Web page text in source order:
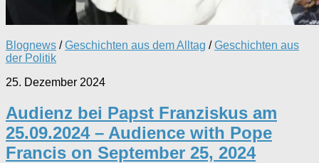
Blognews /Geschichten aus dem Alltag /Geschichten aus
der Politik
25. Dezember 2024
Audienz bei Papst Franziskus am
25.09.2024 – Audience with Pope
Francis on September 25, 2024